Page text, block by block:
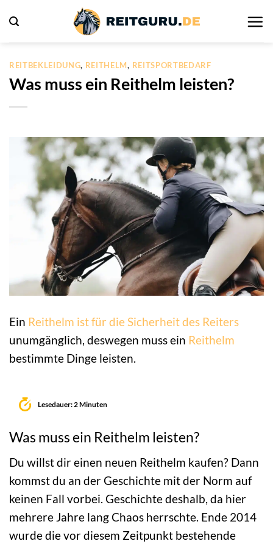
Inhalt
springen
REITBEKLEIDUNG, REITHELM, REITSPORTBEDARF
Was muss ein Reithelm leisten?
Ein Reithelm ist für die Sicherheit des Reiters
unumgänglich, deswegen muss ein Reithelm
bestimmte Dinge leisten.
Lesedauer: 2 Minuten
Was muss ein Reithelm leisten?
Du willst dir einen neuen Reithelm kaufen? Dann
kommst du an der Geschichte mit der Norm auf
keinen Fall vorbei. Geschichte deshalb, da hier
mehrere Jahre lang Chaos herrschte. Ende 2014
wurde die vor diesem Zeitpunkt bestehende